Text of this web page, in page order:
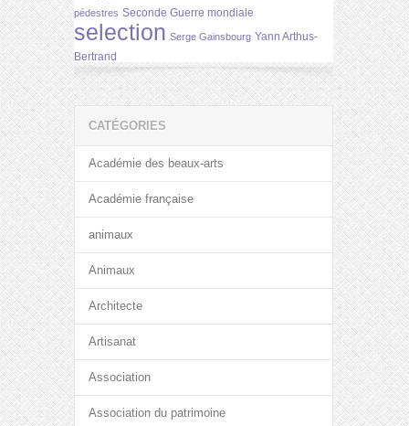
pédestres Seconde Guerre mondiale
selection Serge Gainsbourg Yann Arthus-
Bertrand
CATÉGORIES
Académie des beaux-arts
Académie française
animaux
Animaux
Architecte
Artisanat
Association
Association du patrimoine